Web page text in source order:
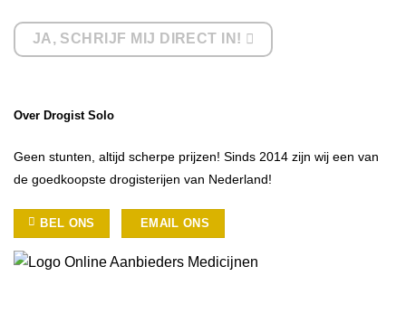
JA, SCHRIJF MIJ DIRECT IN!
Over Drogist Solo
Geen stunten, altijd scherpe prijzen! Sinds 2014 zijn wij een van
de goedkoopste drogisterijen van Nederland!
BEL ONS EMAIL ONS